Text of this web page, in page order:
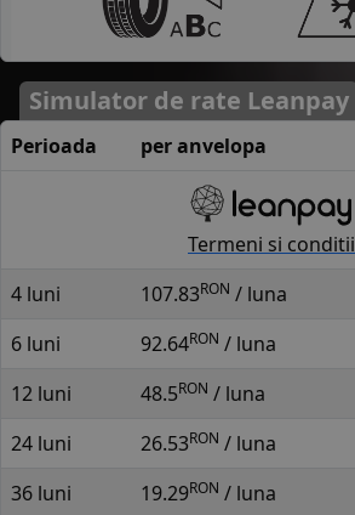
Simulator de rate Leanpay
Perioada per anvelopa
Termeni si conditii
4 luni
107.83RON / luna
6 luni
92.64RON / luna
12 luni
48.5RON / luna
24 luni
26.53RON / luna
36 luni
19.29RON / luna